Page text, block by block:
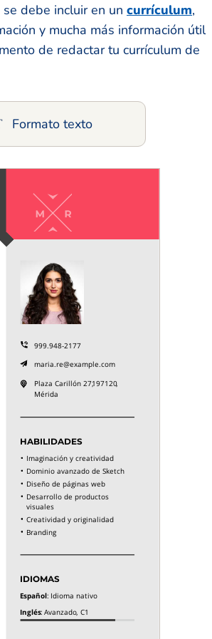
debe incluir en un currículum,
y mucha más información útil
de redactar tu currículum de
Formato texto